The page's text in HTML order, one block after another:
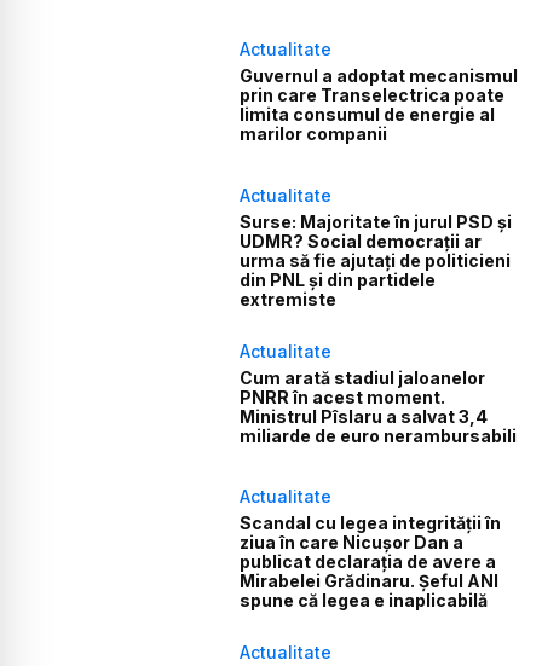
Actualitate
Guvernul a adoptat mecanismul
prin care Transelectrica poate
limita consumul de energie al
marilor companii
Actualitate
Surse: Majoritate în jurul PSD și
UDMR? Social democrații ar
urma să fie ajutați de politicieni
din PNL și din partidele
extremiste
Actualitate
Cum arată stadiul jaloanelor
PNRR în acest moment.
Ministrul Pîslaru a salvat 3,4
miliarde de euro nerambursabili
Actualitate
Scandal cu legea integrității în
ziua în care Nicușor Dan a
publicat declarația de avere a
Mirabelei Grădinaru. Șeful ANI
spune că legea e inaplicabilă
Actualitate